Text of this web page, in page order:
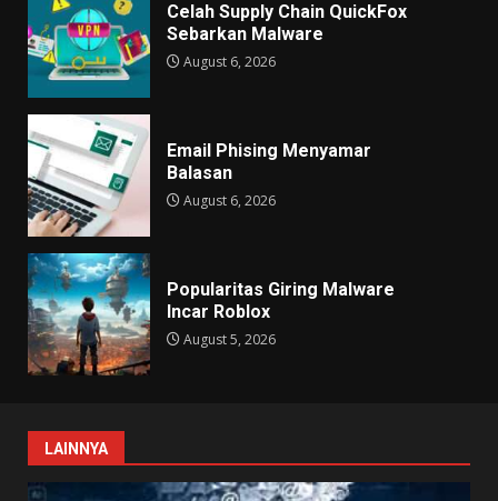
Celah Supply Chain QuickFox
Sebarkan Malware
August 6, 2026
Email Phising Menyamar
Balasan
August 6, 2026
Popularitas Giring Malware
Incar Roblox
August 5, 2026
LAINNYA